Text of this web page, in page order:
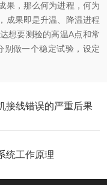
果，那么何为进程，何为
成果即是升温、降温进程
想要测验的高温A点和常
别做一个稳定试验，设定
接线错误的严重后果
统工作原理